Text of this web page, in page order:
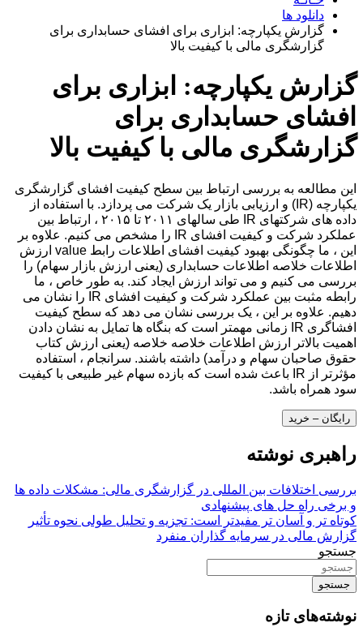
دانلود ها
گزارش یکپارچه: ابزاری برای افشای حسابداری برای
گزارشگری مالی با کیفیت بالا
گزارش یکپارچه: ابزاری برای
افشای حسابداری برای
گزارشگری مالی با کیفیت بالا
این مطالعه به بررسی ارتباط بین سطح کیفیت افشای گزارشگری
یکپارچه (IR) و ارزیابی بازار یک شرکت می پردازد. با استفاده از
داده های شرکتهای IR طی سالهای ۲۰۱۱ تا ۲۰۱۵ ، ارتباط بین
عملکرد شرکت و کیفیت افشای IR را مشخص می کنیم. علاوه بر
این ، ما چگونگی بهبود کیفیت افشای اطلاعات رابط value ارزش
اطلاعات خلاصه اطلاعات حسابداری (یعنی ارزش بازار سهام) را
بررسی می کنیم و می تواند ارزش ایجاد کند. به طور خاص ، ما
رابطه مثبت بین عملکرد شرکت و کیفیت افشای IR را نشان می
دهیم. علاوه بر این ، یک بررسی نشان می دهد که سطح کیفیت
افشاگری IR زمانی مهمتر است که بنگاه ها تمایل به نشان دادن
اهمیت بالاتر ارزش اطلاعات خلاصه خلاصه (یعنی ارزش کتاب
حقوق صاحبان سهام و درآمد) داشته باشند. سرانجام ، استفاده
مؤثرتر از IR باعث شده است که بازده سهام غیر طبیعی با کیفیت
سود همراه باشد.
رایگان – خرید
راهبری نوشته
بررسی اختلافات بین المللی در گزارشگری مالی: مشکلات داده ها
و برخی راه حل های پیشنهادی
کوتاه تر و آسان تر مفیدتر است: تجزیه و تحلیل طولی نحوه تأثیر
گزارش مالی در سرمایه گذاران منفرد
جستجو
جستجو
نوشته‌های تازه